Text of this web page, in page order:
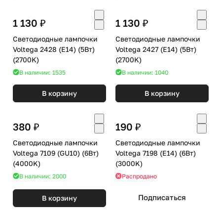
1 130 ₽
Светодиодные лампочки
Voltega 2428 (E14) (5Вт)
(2700K)
В наличии: 1535
В корзину
1 130 ₽
Светодиодные лампочки
Voltega 2427 (E14) (5Вт)
(2700K)
В наличии: 1040
В корзину
380 ₽
Светодиодные лампочки
Voltega 7109 (GU10) (6Вт)
(4000K)
В наличии: 2000
В корзину
190 ₽
Светодиодные лампочки
Voltega 7198 (E14) (6Вт)
(3000K)
Распродано
Подписаться